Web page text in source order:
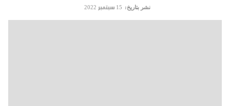
نشر بتاريخ: 15 سبتمبر 2022